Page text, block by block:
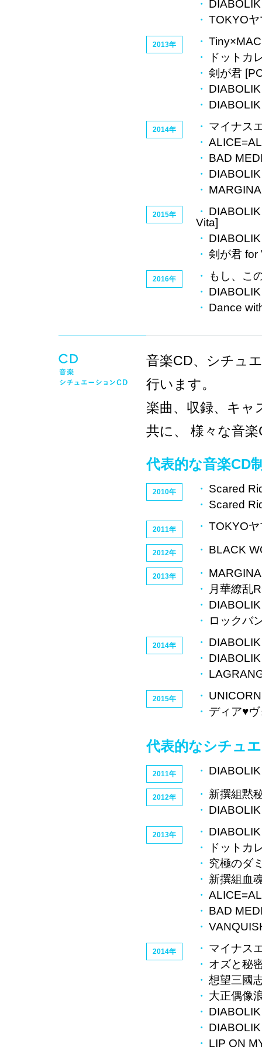
TOKYO
2013年
ドットカ
剣が君
2014年
マイナス
BAD
2015年
Vita]
剣が君 for
2016年
もし、こ
Dance
音楽CD、シチュ
行います。
楽曲、収録、キャ
共に、 様々な音
代表的な音楽CD
2010年
Scared
Scared
2011年 TOKYO
2012年 BLACK
2013年
月華繚乱
ロックバ
2014年
2015年
ディア♥
代表的なシチュ
2011年
2012年
新撰組黙
2013年
ドットカ
究極のダ
新撰組血
BAD
2014年
マイナス
オズと秘
想望三國
大正偶像
LIP ON